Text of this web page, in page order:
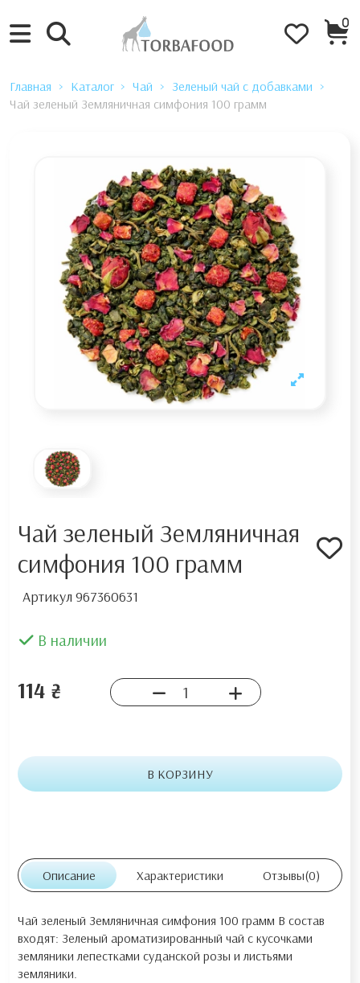
0
Главная Каталог Чай
Зеленый чай с добавками
Чай зеленый Земляничная симфония 100 грамм
Чай зеленый Земляничная
симфония 100 грамм
Артикул 967360631
В наличии
114 ₴
В КОРЗИНУ
Описание Характеристики Отзывы(0)
Чай зеленый Земляничная симфония 100 грамм В состав
входят: Зеленый ароматизированный чай с кусочками
земляники лепестками суданской розы и листьями
земляники.